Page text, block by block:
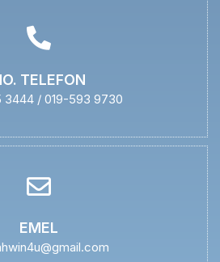
TELEFON
3444 / 019-593 9730
EMEL